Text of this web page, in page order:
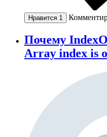
Нравится 1
Почему
Array index is